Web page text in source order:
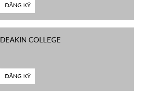
ĐĂNG KÝ
DEAKIN COLLEGE
ĐĂNG KÝ